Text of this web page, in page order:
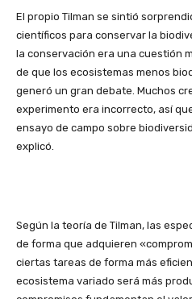
El propio Tilman se sintió
científicos para conservar la
la conservación era una cuestión
de que los ecosistemas menos
generó un gran debate. Muchos
experimento era incorrecto, así
ensayo de campo sobre
explicó.
Según la teoría de Tilman, las
de forma que adquieren
ciertas tareas de forma más
ecosistema variado será más